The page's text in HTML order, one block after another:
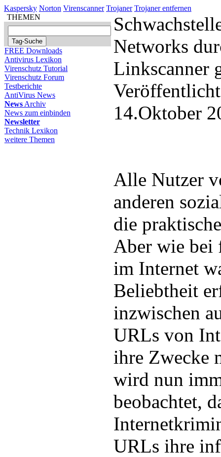
Kaspersky Norton Virenscanner Trojaner Trojaner entfernen
THEMEN
FREE Downloads
Antivirus Lexikon
Virenschutz Tutorial
Virenschutz Forum
Testberichte
AntiVirus News
News Archiv
News zum einbinden
Newsletter
Technik Lexikon
weitere Themen
Networks
Linkscanner
14.Oktober
Alle Nutzer
anderen
die
Aber wie bei
im Internet
Beliebtheit
inzwischen
URLs von
ihre Zwecke
wird nun
beobachtet,
URLs ihre